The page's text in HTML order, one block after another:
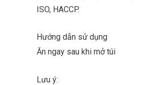
ISO, HACCP.
Hướng dẫn sử dụng
Ăn ngay sau khi mở túi
Lưu ý: